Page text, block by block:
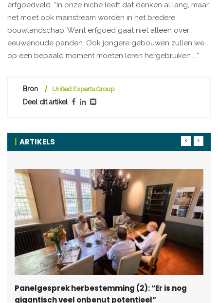
erfgoedveld. “In onze niche leeft dat denken al lang, maar
het moet ook mainstream worden in het bredere
bouwlandschap. Want erfgoed gaat niet alleen over
eeuwenoude panden. Ook jongere gebouwen zullen we
op een bepaald moment moeten leren hergebruiken ...”
Bron United Experts Group
Deel dit artikel
ARTIKELS
Panelgesprek herbestemming (2): “Er is nog
gigantisch veel onbenut potentieel”